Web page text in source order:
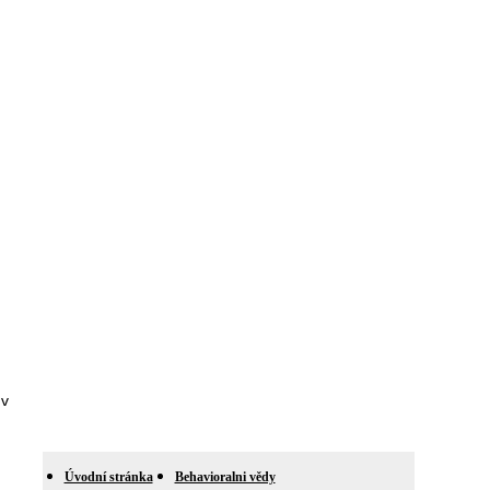
Úvodní stránka
Behavioralni vědy